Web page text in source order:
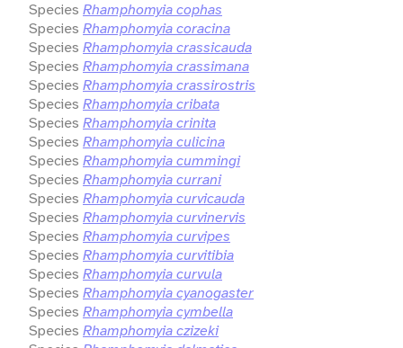
Species Rhamphomyia cophas
Species Rhamphomyia coracina
Species Rhamphomyia crassicauda
Species Rhamphomyia crassimana
Species Rhamphomyia crassirostris
Species Rhamphomyia cribata
Species Rhamphomyia crinita
Species Rhamphomyia culicina
Species Rhamphomyia cummingi
Species Rhamphomyia currani
Species Rhamphomyia curvicauda
Species Rhamphomyia curvinervis
Species Rhamphomyia curvipes
Species Rhamphomyia curvitibia
Species Rhamphomyia curvula
Species Rhamphomyia cyanogaster
Species Rhamphomyia cymbella
Species Rhamphomyia czizeki